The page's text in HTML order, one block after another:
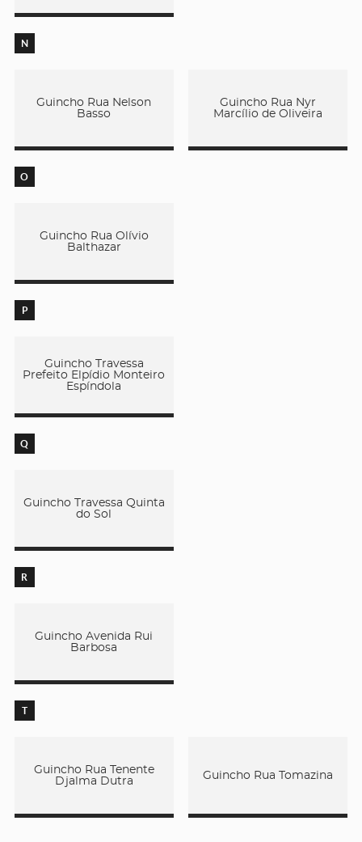
N
Guincho Rua Nelson
Basso
Guincho Rua Nyr
Marcílio de Oliveira
O
Guincho Rua Olívio
Balthazar
P
Guincho Travessa
Prefeito Elpídio Monteiro
Espíndola
Q
Guincho Travessa Quinta
do Sol
R
Guincho Avenida Rui
Barbosa
T
Guincho Rua Tenente
Djalma Dutra
Guincho Rua Tomazina